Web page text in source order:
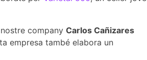
companyCarlos Cañizares
empresa també elabora un